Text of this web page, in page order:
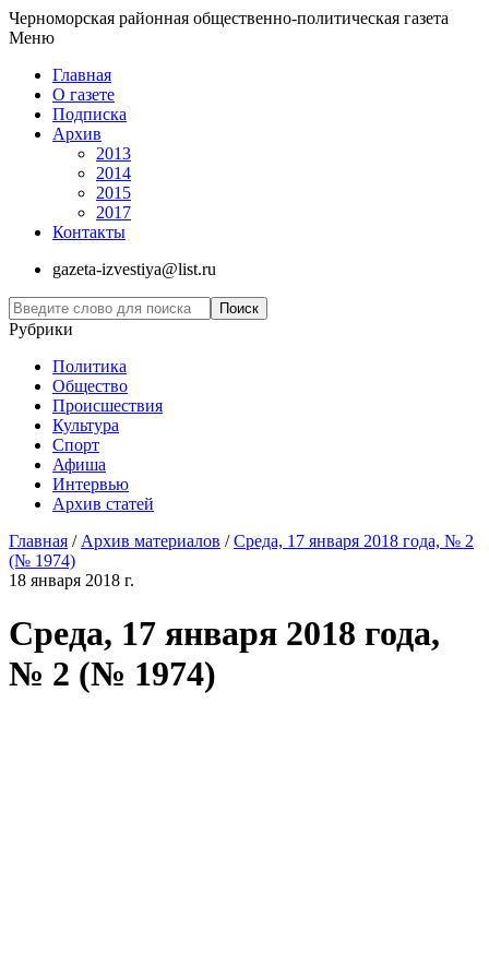
Черноморская районная общественно-политическая газета
Меню
Главная
О газете
Подписка
Архив
2013
2014
2015
2017
Контакты
gazeta-izvestiya@list.ru
Рубрики
Политика
Общество
Проиcшествия
Культура
Спорт
Афиша
Интервью
Архив статей
Главная / Архив материалов /Среда, 17 января 2018 года, № 2
(№ 1974)
18 января 2018 г.
Среда, 17 января 2018 года,
№ 2 (№ 1974)